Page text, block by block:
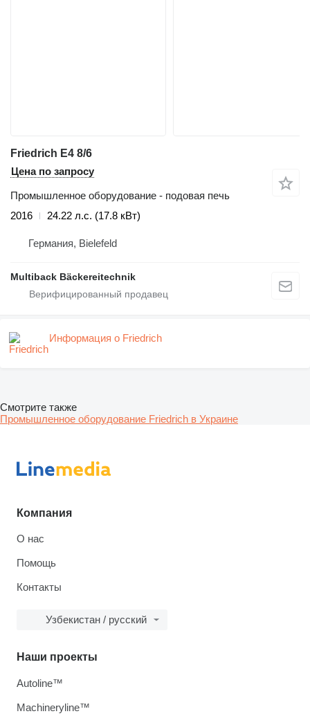
Friedrich E4 8/6
Цена по запросу
Промышленное оборудование - подовая печь
2016
24.22 л.с. (17.8 кВт)
Германия, Bielefeld
Multiback Bäckereitechnik
Информация о Friedrich
Смотрите также
Промышленное оборудование Friedrich в Украине
Компания
О нас
Помощь
Контакты
Узбекистан / русский
Наши проекты
Autoline™
Machineryline™